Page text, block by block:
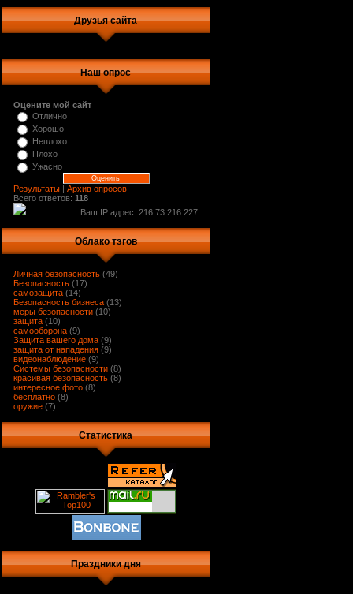
Друзья сайта
Наш опрос
Оцените мой сайт
Отлично
Хорошо
Неплохо
Плохо
Ужасно
Результаты | Архив опросов
Всего ответов: 118
Ваш IP адрес: 216.73.216.227
Облако тэгов
Личная безопасность (49)
Безопасность (17)
самозащита (14)
Безопасность бизнеса (13)
меры безопасности (10)
защита (10)
самооборона (9)
Защита вашего дома (9)
защита от нападения (9)
видеонаблюдение (9)
Системы безопасности (8)
красивая безопасность (8)
интересное фото (8)
бесплатно (8)
оружие (7)
Статистика
Праздники дня